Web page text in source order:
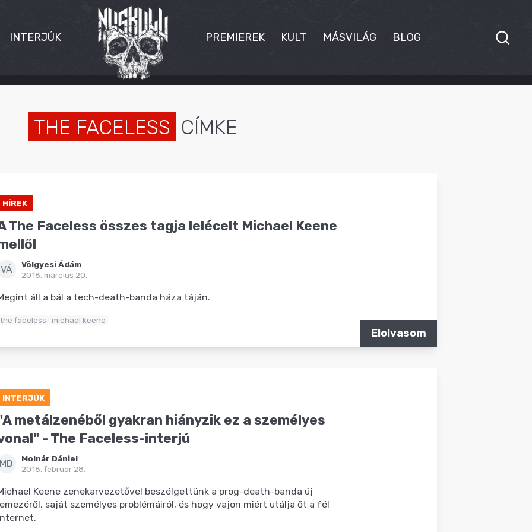
INTERJÚK PREMIEREK KULT MÁSVILÁG BLOG
THE FACELESS CÍMKE
HÍREK
The Faceless összes tagja lelécelt Michael Keene
VÁ
Völgyesi Ádám
2018. március 20.
áll a bál a tech-death-banda háza táján.
the faceless michael keene
Elolvasom
INTERJÚK
metálzenéből gyakran hiányzik ez a személyes
- The Faceless-interjú
MD
Molnár Dániel
2018. február 28.
Keene zenekarvezetővel beszélgettünk a prog-death-banda új
saját személyes problémáiról, és hogy vajon miért utálja őt a fél